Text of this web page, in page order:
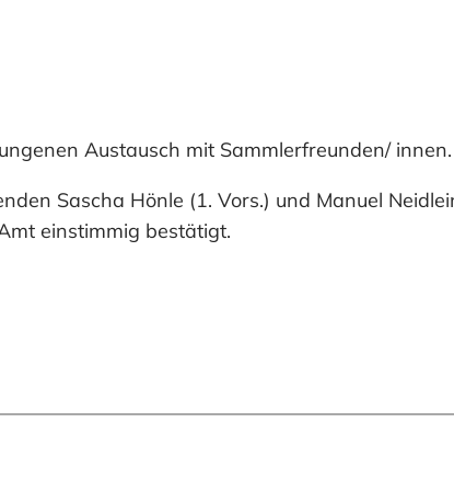
Austausch mit Sammlerfreunden/ innen.
Sascha Hönle (1. Vors.) und Manuel
einstimmig bestätigt.